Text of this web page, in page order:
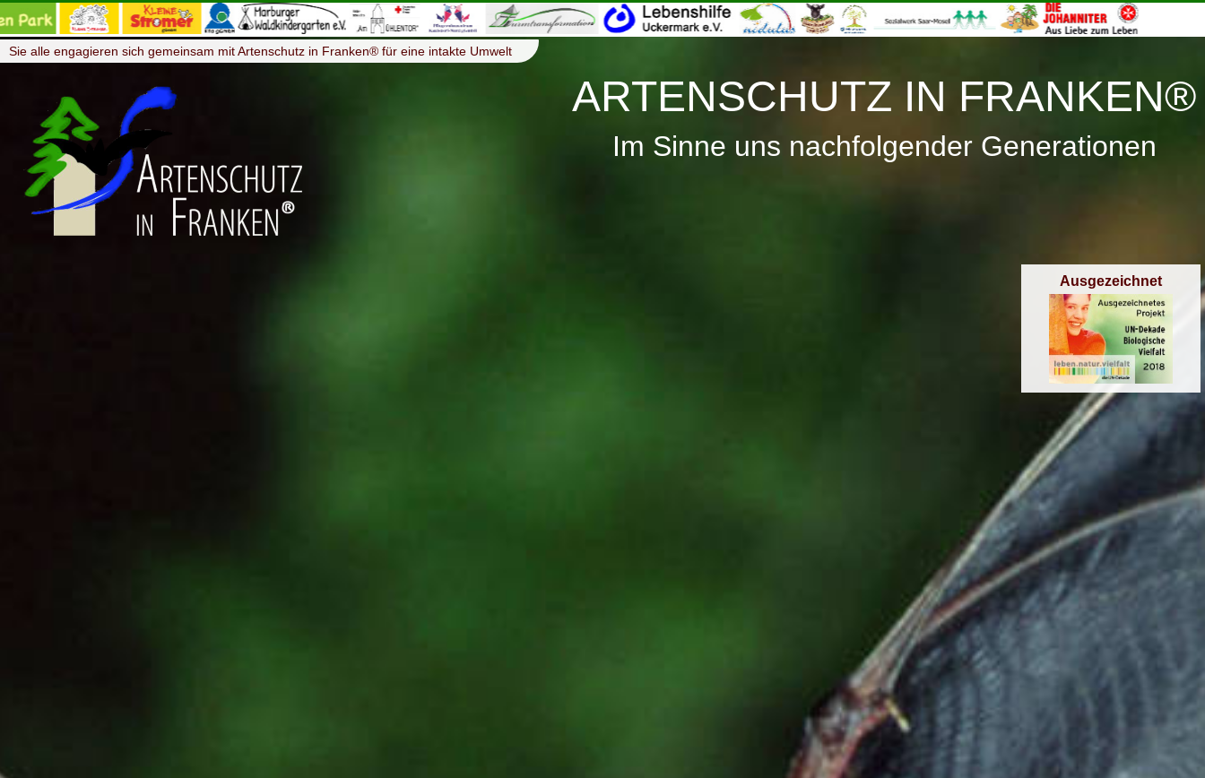
Menü
Sie alle engagieren sich gemeinsam mit Artenschutz in Franken® für eine intakte Umwelt
ARTENSCHUTZ IN FRANKEN®
Im Sinne uns nachfolgender Generationen
Ausgezeichnet